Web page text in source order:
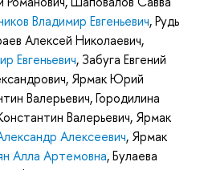
Владимир Евгеньевич,Рудь
Алексей Николаевич,
Евгеньевич, Забуга Евгений
, Ярмак Юрий
Валерьевич,Городилина
Валерьевич, Ярмак
Алексеевич, Ярмак
Алла Артемовна,Булаева